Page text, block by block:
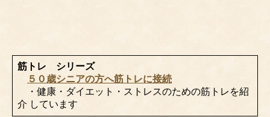
筋トレ シリーズ
５０歳シニアの方へ筋トレに接続
・健康・ダイエット・ストレスのための筋トレを紹
介 しています